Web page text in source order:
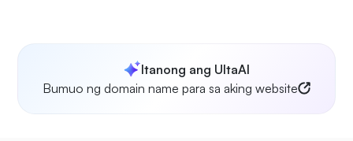
Itanong ang UltaAI
Bumuo ng domain name para sa aking website